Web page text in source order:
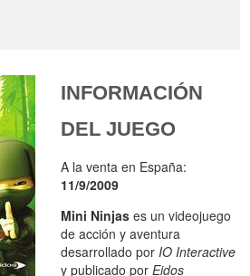
INFORMACIÓN
DEL JUEGO
A la venta en España:
11/9/2009
Mini Ninjas es un videojuego
de acción y aventura
desarrollado por IO Interactive
y publicado porEidos